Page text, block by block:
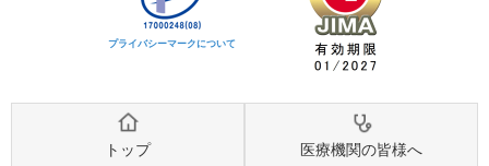
プライバシーマークについて
トップ 医療機関の皆様へ